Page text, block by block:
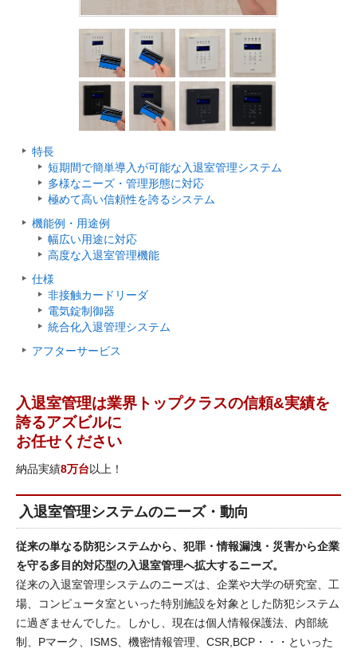
特長
短期間で簡単導入が可能な入退室管理システム
多様なニーズ・管理形態に対応
極めて高い信頼性を誇るシステム
機能例・用途例
幅広い用途に対応
高度な入退室管理機能
仕様
非接触カードリーダ
電気錠制御器
統合化入退管理システム
アフターサービス
入退室管理は業界トップクラスの信頼&実績を
誇るアズビルに
お任せください
納品実績8万台以上！
入退室管理システムのニーズ・動向
従来の単なる防犯システムから、犯罪・情報漏洩・災害から企業
を守る多目的対応型の入退室管理へ拡大するニーズ。
従来の入退室管理システムのニーズは、企業や大学の研究室、工
場、コンピュータ室といった特別施設を対象とした防犯システム
に過ぎませんでした。しかし、現在は個人情報保護法、内部統
制、Pマーク、ISMS、機密情報管理、CSR,BCP・・・といった